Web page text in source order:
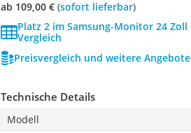
ab 109,00 €( Sofort lieferbar)
Platz 2 im Samsung-Monitor 24 Zoll
Vergleich
Preisvergleich und weitere Angebote
Technische Details
Modell